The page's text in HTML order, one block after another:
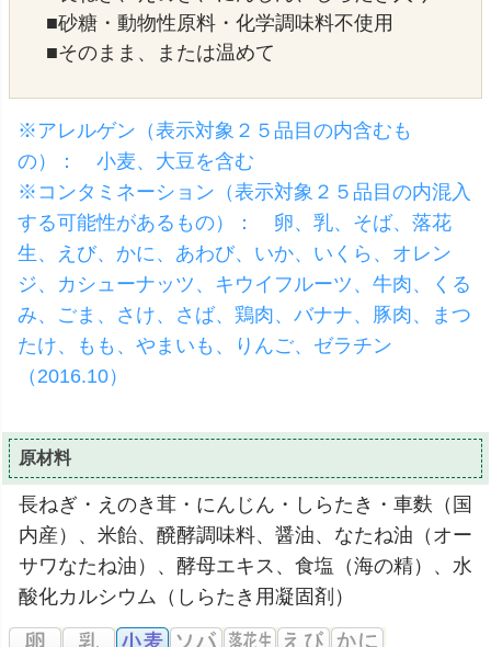
■砂糖・動物性原料・化学調味料不使用
■そのまま、または温めて
※アレルゲン（表示対象２５品目の内含むも
の）： 小麦、大豆を含む
※コンタミネーション（表示対象２５品目の内混入
する可能性があるもの）： 卵、乳、そば、落花
生、えび、かに、あわび、いか、いくら、オレン
ジ、カシューナッツ、キウイフルーツ、牛肉、くる
み、ごま、さけ、さば、鶏肉、バナナ、豚肉、まつ
たけ、もも、やまいも、りんご、ゼラチン
（2016.10）
原材料
長ねぎ・えのき茸・にんじん・しらたき・車麩（国
内産）、米飴、醗酵調味料、醤油、なたね油（オー
サワなたね油）、酵母エキス、食塩（海の精）、水
酸化カルシウム（しらたき用凝固剤）